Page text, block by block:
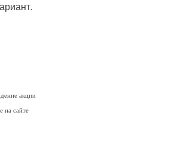
акции
на сайте